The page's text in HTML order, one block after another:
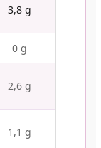
3,8 g
0 g
2,6 g
1,1 g